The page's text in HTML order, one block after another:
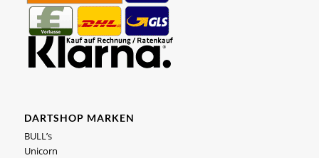
DARTSHOP MARKEN
BULL’s
Unicorn